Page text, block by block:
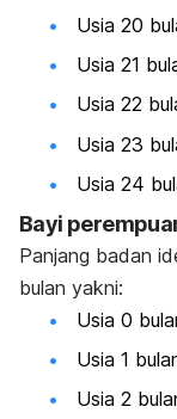
Usia 20
Usia 21
Usia 22
Usia 23
Usia 24
Bayi
Panjang badan
bulan yakni:
Usia 0
Usia 1
Usia 2